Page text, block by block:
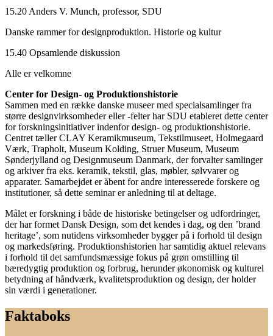
15.20 Anders V. Munch, professor, SDU
Danske rammer for designproduktion. Historie og kultur
15.40 Opsamlende diskussion
Alle er velkomne
Center for Design- og Produktionshistorie
Sammen med en række danske museer med specialsamlinger fra
større designvirksomheder eller -felter har SDU etableret dette center
for forskningsinitiativer indenfor design- og produktionshistorie.
Centret tæller CLAY Keramikmuseum, Tekstilmuseet, Holmegaard
Værk, Trapholt, Museum Kolding, Struer Museum, Museum
Sønderjylland og Designmuseum Danmark, der forvalter samlinger
og arkiver fra eks. keramik, tekstil, glas, møbler, sølvvarer og
apparater. Samarbejdet er åbent for andre interesserede forskere og
institutioner, så dette seminar er anledning til at deltage.
Målet er forskning i både de historiske betingelser og udfordringer,
der har formet Dansk Design, som det kendes i dag, og den ’brand
heritage’, som nutidens virksomheder bygger på i forhold til design
og markedsføring. Produktionshistorien har samtidig aktuel relevans
i forhold til det samfundsmæssige fokus på grøn omstilling til
bæredygtig produktion og forbrug, herunder økonomisk og kulturel
betydning af håndværk, kvalitetsproduktion og design, der holder
sin værdi i generationer.
Faktaboks